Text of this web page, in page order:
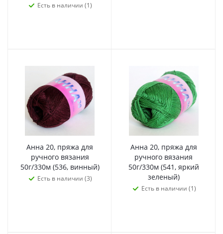
Есть в наличии (1)
Анна 20, пряжа для
ручного вязания
50г/330м (536, винный)
Есть в наличии (3)
Анна 20, пряжа для
ручного вязания
50г/330м (541, яркий
зеленый)
Есть в наличии (1)